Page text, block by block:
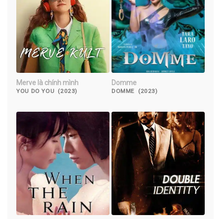
Merve là chính mình
YOU DO YOU (2023)
Domme
DOMME (2023)